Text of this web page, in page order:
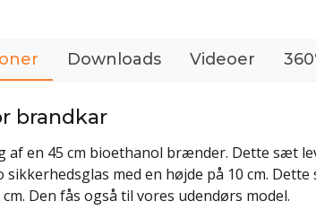
Downloads Videoer
brandkar
en 45 cm bioethanol brænder. Dette sæt
med en højde på 10 cm.
Den fås også til vores udendørs model.